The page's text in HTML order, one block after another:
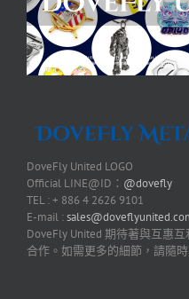
DoveFly United LOGO
Official LINE@ID： @dovefly
TEL : + 886 4 2626 9101
E-mail :
DoveFly United 期待著與互惠
合作。如需更多的細節，請隨